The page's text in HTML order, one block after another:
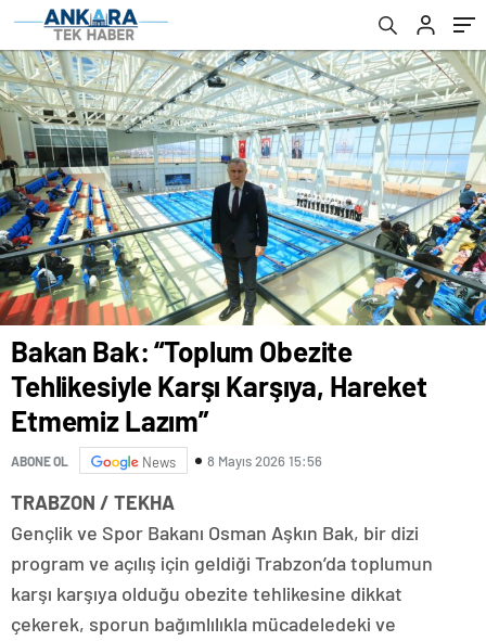
Bakan Bak: “Toplum Obezite
Tehlikesiyle Karşı Karşıya, Hareket
Etmemiz Lazım”
ABONE OL News 8 Mayıs 2026 15:56
TRABZON / TEKHA
Gençlik ve Spor Bakanı Osman Aşkın Bak, bir dizi
program ve açılış için geldiği Trabzon’da toplumun
karşı karşıya olduğu obezite tehlikesine dikkat
çekerek, sporun bağımlılıkla mücadeledeki ve